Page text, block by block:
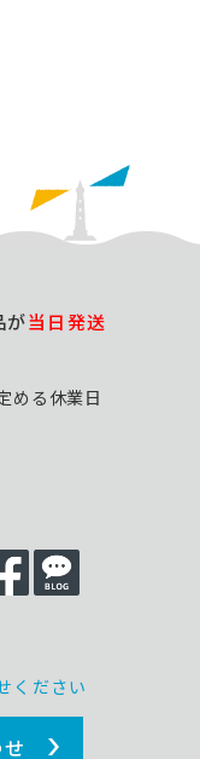
が当日発送
める休業日
ください